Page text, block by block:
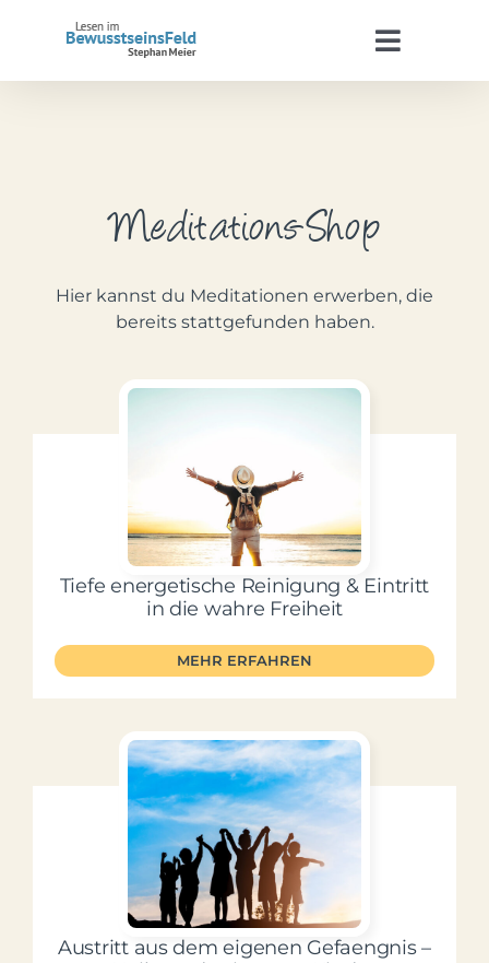
Toggle
BewusstseinsFeld
WooCommerce Warenkorb
Mein Account
Instagram
Meditations-Shop
Hier kannst du Meditationen erwerben, die
bereits stattgefunden haben.
Tiefe energetische Reinigung & Eintritt
in die wahre Freiheit
MEHR ERFAHREN
Austritt aus dem eigenen Gefaengnis –